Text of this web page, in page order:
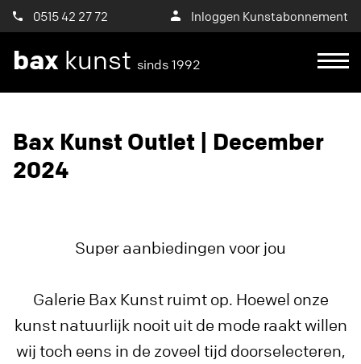
0515 42 27 72 Inloggen Kunstabonnement
bax kunst sinds 1992
Bax Kunst Outlet | December
2024
Super aanbiedingen voor jou
Galerie Bax Kunst ruimt op. Hoewel onze
kunst natuurlijk nooit uit de mode raakt willen
wij toch eens in de zoveel tijd doorselecteren,